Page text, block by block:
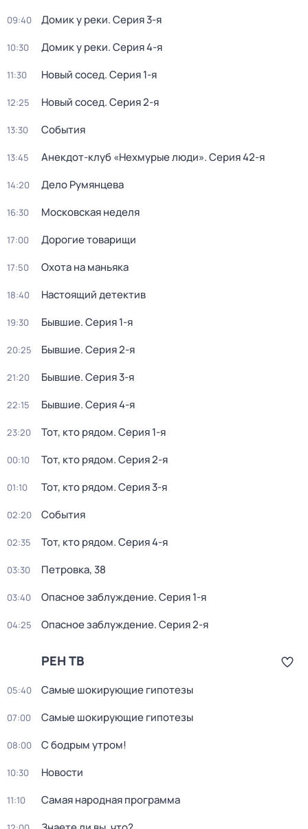
09:40 Домик у реки. Серия 3-я
10:30 Домик у реки. Серия 4-я
11:30 Новый сосед. Серия 1-я
12:25 Новый сосед. Серия 2-я
13:30 События
13:45 Анекдот-клуб «Нехмурые люди». Серия 42-я
14:20 Дело Румянцева
16:30 Московская неделя
17:00 Дорогие товарищи
17:50 Охота на маньяка
18:40 Настоящий детектив
19:30 Бывшие. Серия 1-я
20:25 Бывшие. Серия 2-я
21:20 Бывшие. Серия 3-я
22:15 Бывшие. Серия 4-я
23:20 Тот, кто рядом. Серия 1-я
00:10 Тот, кто рядом. Серия 2-я
01:10 Тот, кто рядом. Серия 3-я
02:20 События
02:35 Тот, кто рядом. Серия 4-я
03:30 Петровка, 38
03:40 Опасное заблуждение. Серия 1-я
04:25 Опасное заблуждение. Серия 2-я
РЕН ТВ
05:40 Самые шoкиpующие гипотезы
07:00 Самые шoкиpующие гипотезы
08:00 С бодрым утром!
10:30 Новости
11:10 Самая народная программа